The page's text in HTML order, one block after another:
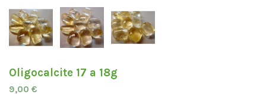
Oligocalcite 17 a 18g
9,00 €